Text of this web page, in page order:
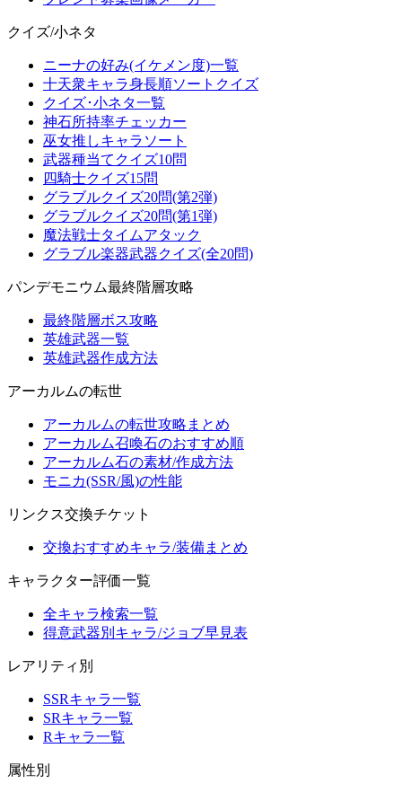
クイズ/小ネタ
ニーナの好み(イケメン度)一覧
十天衆キャラ身長順ソートクイズ
クイズ･小ネタ一覧
神石所持率チェッカー
巫女推しキャラソート
武器種当てクイズ10問
四騎士クイズ15問
グラブルクイズ20問(第2弾)
グラブルクイズ20問(第1弾)
魔法戦士タイムアタック
グラブル楽器武器クイズ(全20問)
パンデモニウム最終階層攻略
最終階層ボス攻略
英雄武器一覧
英雄武器作成方法
アーカルムの転世
アーカルムの転世攻略まとめ
アーカルム召喚石のおすすめ順
アーカルム石の素材/作成方法
モニカ(SSR/風)の性能
リンクス交換チケット
交換おすすめキャラ/装備まとめ
キャラクター評価一覧
全キャラ検索一覧
得意武器別キャラ/ジョブ早見表
レアリティ別
SSRキャラ一覧
SRキャラ一覧
Rキャラ一覧
属性別